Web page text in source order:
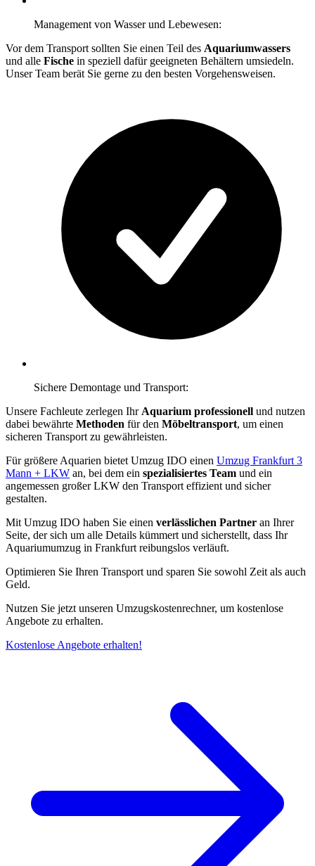
Management von Wasser und Lebewesen:
Vor dem Transport sollten Sie einen Teil des Aquariumwassers
und alle Fische in speziell dafür geeigneten Behältern umsiedeln.
Unser Team berät Sie gerne zu den besten Vorgehensweisen.
Sichere Demontage und Transport:
Unsere Fachleute zerlegen Ihr Aquarium professionell und nutzen
dabei bewährte Methoden für den Möbeltransport, um einen
sicheren Transport zu gewährleisten.
Für größere Aquarien bietet Umzug IDO einen Umzug Frankfurt 3
Mann + LKW an, bei dem ein spezialisiertes Team und ein
angemessen großer LKW den Transport effizient und sicher
gestalten.
Mit Umzug IDO haben Sie einen verlässlichen Partner an Ihrer
Seite, der sich um alle Details kümmert und sicherstellt, dass Ihr
Aquariumumzug in Frankfurt reibungslos verläuft.
Optimieren Sie Ihren Transport und sparen Sie sowohl Zeit als auch
Geld.
Nutzen Sie jetzt unseren Umzugskostenrechner, um kostenlose
Angebote zu erhalten.
Kostenlose Angebote erhalten!